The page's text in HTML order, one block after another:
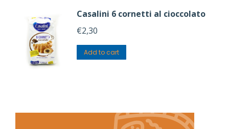
Casalini 6 cornetti al cioccolato
€2,30
Add to cart